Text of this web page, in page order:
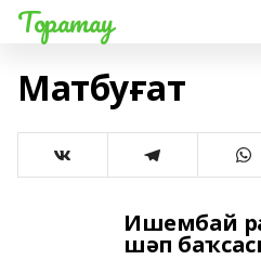
Торатау
Матбуғат
Ишембай
шәп